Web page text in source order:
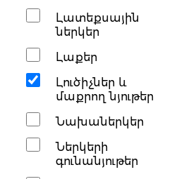
Լատեքսային
ներկեր
Լաքեր
Լուծիչներ և
մաքրող նյութեր
Նախաներկեր
Ներկերի
գունանյութեր